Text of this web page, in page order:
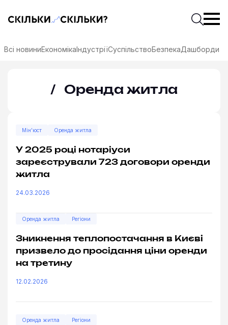
Скільки-скільки? — Медіа про суспільні даніПочати
Всі новиниЕкономікаІндустріїСуспільствоБезпекаДашборди
Оренда житла
Мін'юст Оренда житла
У 2025 році нотаріуси
зареєстрували 723 договори оренди
житла
24.03.2026
Оренда житла Регіони
Зникнення теплопостачання в Києві
призвело до просідання ціни оренди
на третину
12.02.2026
Оренда житла Регіони